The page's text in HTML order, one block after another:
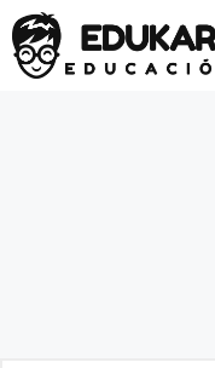
Saltar
al
contenido